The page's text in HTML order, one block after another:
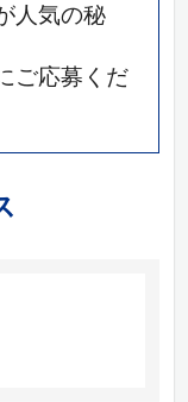
人気の秘
ご応募くだ